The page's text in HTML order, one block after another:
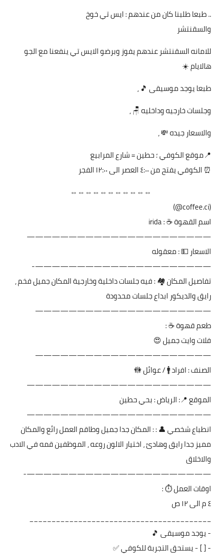
.. طبعا طلبنا كان من عندهم : ايس تي خوخ
والسقنتشر
للامانه السقنتشر عندهم يفوز وبرضو الايس تي ينفعنا مع الجو
هالايام ☀️
طبعا يوجد موسيقى 🎵 ،
وجلسات خارجيه وداخليه 🪑 ،
والاسعار جيده 💸 ،
📍موقع الكوفي ؛ حطين = شارع المرابيع
⏰ الكوفي يفتح من ٤:٠٠ العصر الى ١٢:٠٠ الفجر
⇔⇔⇔⇔⇔⇔⇔⇔⇔⇔⇔
(coffee.ci@)
اسم القهوة ☕️ : irida
——————————————————————
الاسعار 💵 : معقوله
—————————————————————-
تفاصيل المكان 🏘 : فيه جلسات داخلية وخارجية المكان جميل فخم ،
رايق والديكور ابداع جلسات محدودة
—————————————————————
طعم قهوة ☕️ :
فلات وايت جميل 😍
—————————————————————
الصنف : افراد 🚹 / عوائل 🚻
——————————————————————
الموقع 📍: الرياض : بحي حطين
——————————————————————
انطباع شخصي 👤 : : المكان جدا جميل وطاقم العمل رائع والمكان
مميز جدا رايق وهادئ ، اختيار الالون روعه ، الموظفين قمه في الادب
والاخلاق
——————————————————————-
اوقات العمل ⏱ :
٤ م الى ١٢ ص
_________________________________________
- يوجد موسيقى 🎵
- [ ] - يستحق التجربة للكوفي ✅